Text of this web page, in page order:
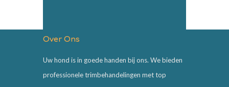
Over Ons
Uw hond is in goede handen bij ons. We bieden
professionele trimbehandelingen met top